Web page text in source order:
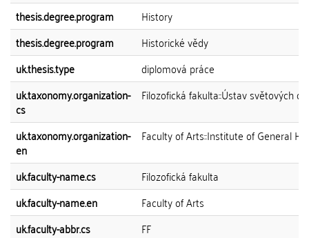
thesis.degree.program
History
thesis.degree.program
Historické vědy
uk.thesis.type
diplomová práce
uk.taxonomy.organization-
cs
Filozofická fakulta::Ústav světových
uk.taxonomy.organization-
en
Faculty of Arts::Institute of General
uk.faculty-name.cs
Filozofická fakulta
uk.faculty-name.en
Faculty of Arts
uk.faculty-abbr.cs
FF